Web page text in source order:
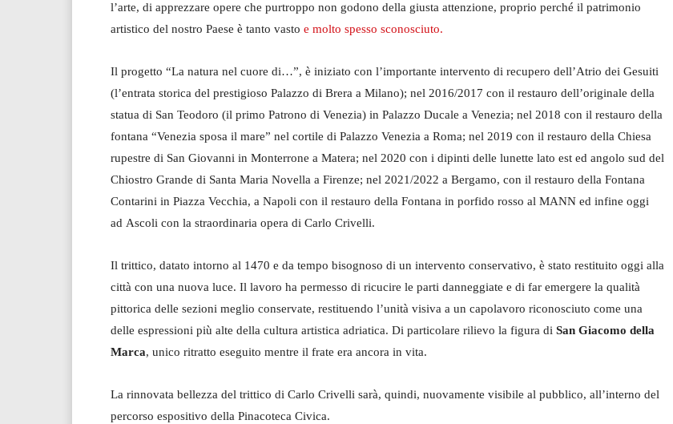
l’arte, di apprezzare opere che purtroppo non godono della giusta attenzione, proprio perché il patrimonio
artistico del nostro Paese è tanto vasto e molto spesso sconosciuto.
Il progetto “La natura nel cuore di…”, è iniziato con l’importante intervento di recupero dell’Atrio dei Gesuiti
(l’entrata storica del prestigioso Palazzo di Brera a Milano); nel 2016/2017 con il restauro dell’originale della
statua di San Teodoro (il primo Patrono di Venezia) in Palazzo Ducale a Venezia; nel 2018 con il restauro della
fontana “Venezia sposa il mare” nel cortile di Palazzo Venezia a Roma; nel 2019 con il restauro della Chiesa
rupestre di San Giovanni in Monterrone a Matera; nel 2020 con i dipinti delle lunette lato est ed angolo sud del
Chiostro Grande di Santa Maria Novella a Firenze; nel 2021/2022 a Bergamo, con il restauro della Fontana
Contarini in Piazza Vecchia, a Napoli con il restauro della Fontana in porfido rosso al MANN ed infine oggi
ad Ascoli con la straordinaria opera di Carlo Crivelli.
Il trittico, datato intorno al 1470 e da tempo bisognoso di un intervento conservativo, è stato restituito oggi alla
città con una nuova luce. Il lavoro ha permesso di ricucire le parti danneggiate e di far emergere la qualità
pittorica delle sezioni meglio conservate, restituendo l’unità visiva a un capolavoro riconosciuto come una
delle espressioni più alte della cultura artistica adriatica. Di particolare rilievo la figura di San Giacomo della
Marca, unico ritratto eseguito mentre il frate era ancora in vita.
La rinnovata bellezza del trittico di Carlo Crivelli sarà, quindi, nuovamente visibile al pubblico, all’interno del
percorso espositivo della Pinacoteca Civica.